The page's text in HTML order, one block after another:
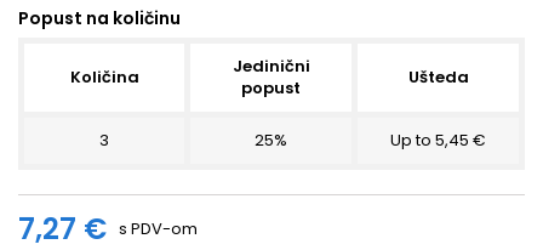
Popust na količinu
Količina
Jedinični
popust
Ušteda
3 25% Up to 5,45 €
7,27 € s PDV-om